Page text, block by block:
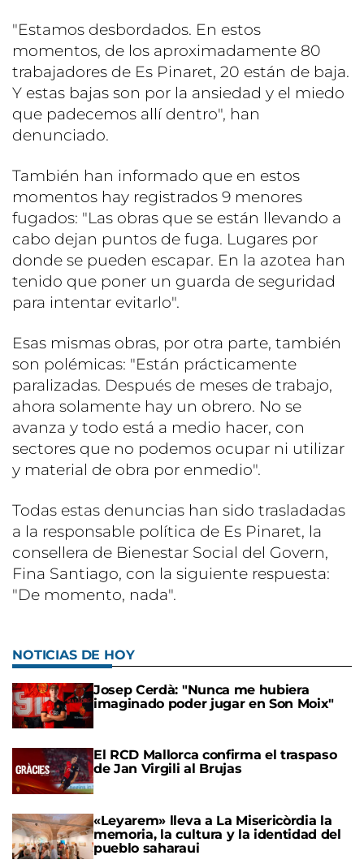
"Estamos desbordados. En estos
momentos, de los aproximadamente 80
trabajadores de Es Pinaret, 20 están de baja.
Y estas bajas son por la ansiedad y el miedo
que padecemos allí dentro", han
denunciado.
También han informado que en estos
momentos hay registrados 9 menores
fugados: "Las obras que se están llevando a
cabo dejan puntos de fuga. Lugares por
donde se pueden escapar. En la azotea han
tenido que poner un guarda de seguridad
para intentar evitarlo".
Esas mismas obras, por otra parte, también
son polémicas: "Están prácticamente
paralizadas. Después de meses de trabajo,
ahora solamente hay un obrero. No se
avanza y todo está a medio hacer, con
sectores que no podemos ocupar ni utilizar
y material de obra por enmedio".
Todas estas denuncias han sido trasladadas
a la responsable política de Es Pinaret, la
consellera de Bienestar Social del Govern,
Fina Santiago, con la siguiente respuesta:
"De momento, nada".
NOTICIAS DE HOY
Josep Cerdà: "Nunca me hubiera
imaginado poder jugar en Son Moix"
El RCD Mallorca confirma el traspaso
de Jan Virgili al Brujas
«Leyarem» lleva a La Misericòrdia la
memoria, la cultura y la identidad del
pueblo saharaui